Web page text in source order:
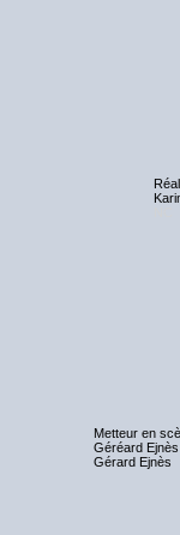
Metteur en
Géréard Ejnès
Gérard Ejnès